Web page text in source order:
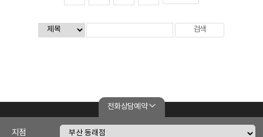
개인정보 취급방침 |
전화상담예약
지점